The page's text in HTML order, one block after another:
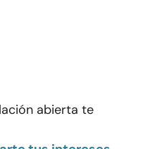
abierta te